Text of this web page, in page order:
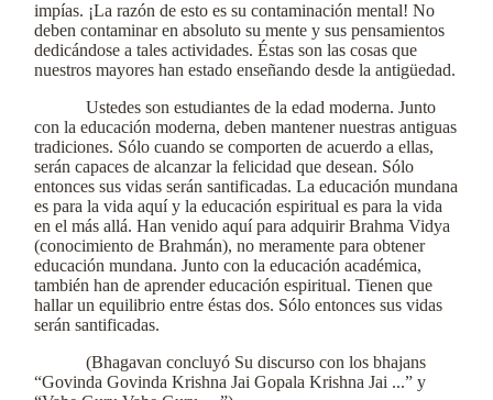
impías. ¡La razón de esto es su contaminación mental! No
deben contaminar en absoluto su mente y sus pensamientos
dedicándose a tales actividades. Éstas son las cosas que
nuestros mayores han estado enseñando desde la antigüedad.
Ustedes son estudiantes de la edad moderna. Junto
con la educación moderna, deben mantener nuestras antiguas
tradiciones. Sólo cuando se comporten de acuerdo a ellas,
serán capaces de alcanzar la felicidad que desean. Sólo
entonces sus vidas serán santificadas. La educación mundana
es para la vida aquí y la educación espiritual es para la vida
en el más allá. Han venido aquí para adquirir Brahma Vidya
(conocimiento de Brahmán), no meramente para obtener
educación mundana. Junto con la educación académica,
también han de aprender educación espiritual. Tienen que
hallar un equilibrio entre éstas dos. Sólo entonces sus vidas
serán santificadas.
(Bhagavan concluyó Su discurso con los bhajans
“Govinda Govinda Krishna Jai Gopala Krishna Jai ...” y